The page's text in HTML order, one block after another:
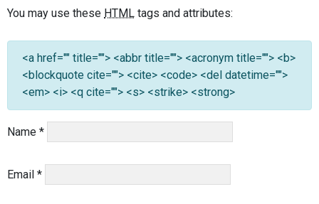
You may use these HTML tags and attributes:
<a href="" title=""> <abbr title=""> <acronym title=""> <b>
<blockquote cite=""> <cite> <code> <del datetime="">
<em> <i> <q cite=""> <s> <strike> <strong>
Name *
Email *